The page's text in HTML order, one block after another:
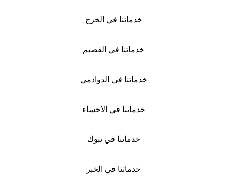
خدماتنا في الخرج
خدماتنا في القصيم
خدماتنا في الدوادمي
خدماتنا في الاحساء
خدماتنا في تبوك
خدماتنا في الخبر